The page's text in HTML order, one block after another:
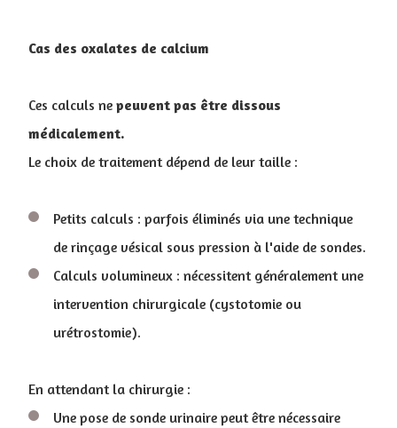
Cas des oxalates de calcium
Ces calculs ne peuvent pas être dissous
médicalement.
Le choix de traitement dépend de leur taille :
Petits calculs : parfois éliminés via une technique
de rinçage vésical sous pression à l'aide de sondes.
Calculs volumineux : nécessitent généralement une
intervention chirurgicale (cystotomie ou
urétrostomie).
En attendant la chirurgie :
Une pose de sonde urinaire peut être nécessaire